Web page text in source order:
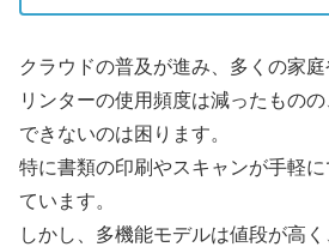
クラウドの普及が進み、多くの家
リンターの使用頻度は減ったもの
できないのは困ります。
特に書類の印刷やスキャンが手軽
ています。
しかし、多機能モデルは値段が高